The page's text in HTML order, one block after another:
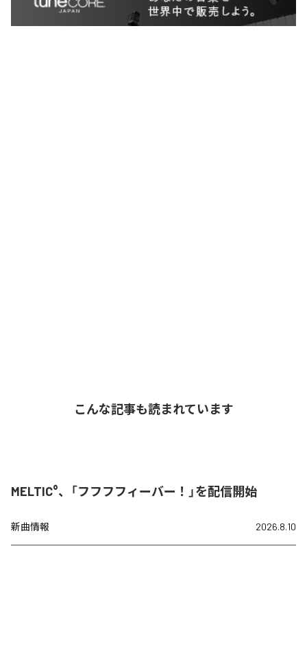
こんな記事も読まれています
MELTIC°、「フフフフィーバー！」を配信開始
新曲情報 2026.8.10